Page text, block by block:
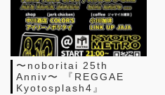
〜noboritai 25th
Anniv〜 『REGGAE
Kyotosplash4』